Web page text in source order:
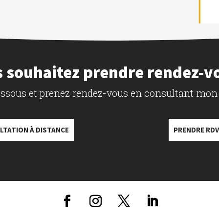
souhaitez prendre rendez-
et prenez rendez-vous en consultant
À DISTANCE PRENDRE RDV